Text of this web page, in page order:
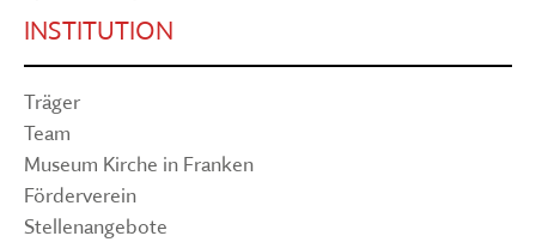
INSTITUTION
Träger
Team
Museum Kirche in Franken
Förderverein
Stellenangebote